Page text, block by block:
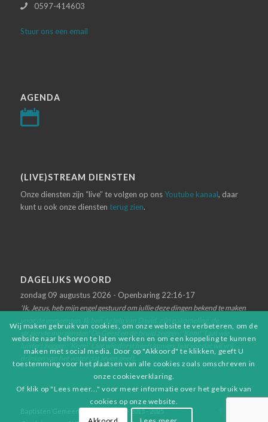
0597-414603
Stuur ons een email
AGENDA
(LIVE)STREAM DIENSTEN
Onze diensten zijn “live” te volgen op onsYoutube kanaal, daar
kunt u ook onze diensten terug zien.
DAGELIJKS WOORD
zondag 09 augustus 2026 - Openbaring 22:16-17
'Ik, Jezus, heb mijn engel gestuurd om jullie deze dingen bekend te maken
Baptisten Gemeente Winschoten - 2015 - 2025
Wij maken gebruik van cookies, om onze website te verbeteren, om de
website naar behoren te laten werken en om een koppeling te kunnen
maken met social media. Door op "Akkoord" te klikken, geeft U
toestemming voor het plaatsen van alle cookies zoals omschreven in
onze cookieverklaring.
Of klik op "Lees meer..." voor meer informatie over het gebruik van
cookies op onze website.